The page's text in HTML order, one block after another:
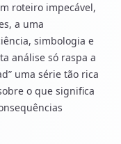
roteiro impecável,
a uma
simbologia e
análise só raspa a
uma série tão rica
o que significa